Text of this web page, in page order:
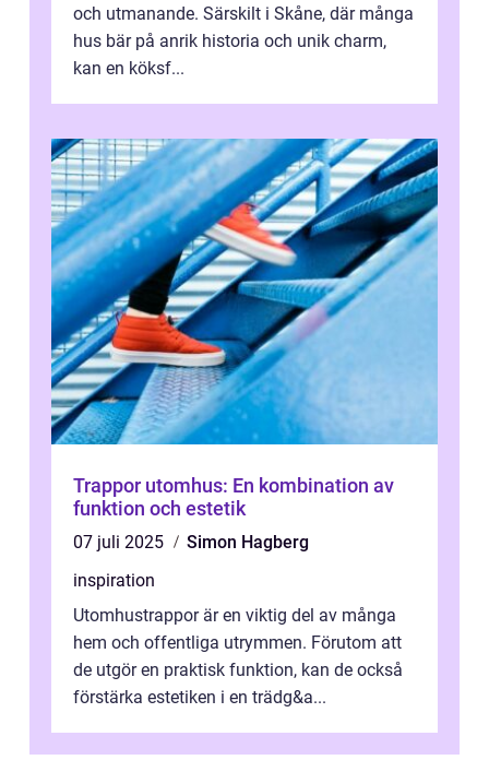
och utmanande. Särskilt i Skåne, där många
hus bär på anrik historia och unik charm,
kan en köksf...
Trappor utomhus: En kombination av
funktion och estetik
07 juli 2025
Simon Hagberg
inspiration
Utomhustrappor är en viktig del av många
hem och offentliga utrymmen. Förutom att
de utgör en praktisk funktion, kan de också
förstärka estetiken i en trädg&a...